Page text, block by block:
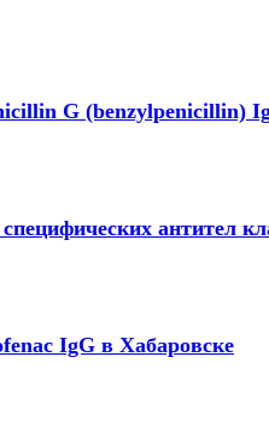
G (benzylpenicillin)
антител
IgG в Хабаровске